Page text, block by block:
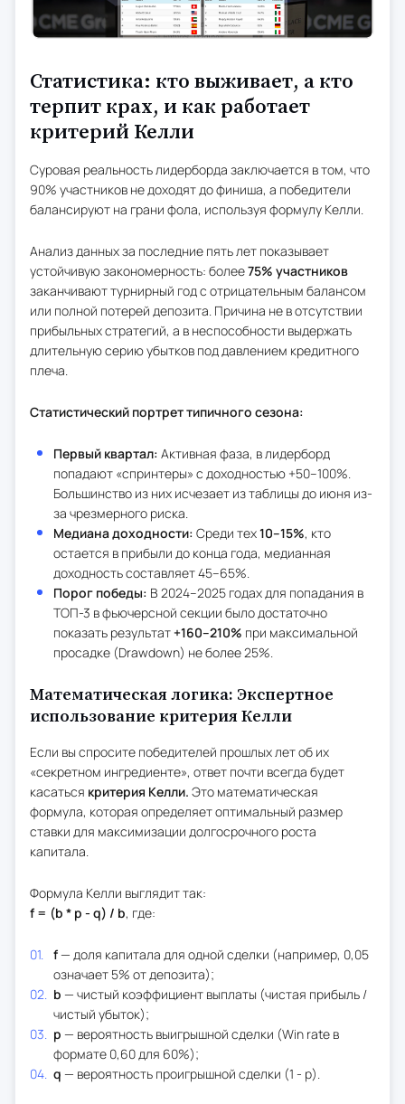
Статистика: кто выживает, а кто
терпит крах, и как работает
критерий Келли
Суровая реальность лидерборда заключается в том, что
90% участников не доходят до финиша, а победители
балансируют на грани фола, используя формулу Келли.
Анализ данных за последние пять лет показывает
устойчивую закономерность: более75% участников
заканчивают турнирный год с отрицательным балансом
или полной потерей депозита. Причина не в отсутствии
прибыльных стратегий, а в неспособности выдержать
длительную серию убытков под давлением кредитного
плеча.
Статистический портрет типичного сезона:
Первый квартал: Активная фаза, в лидерборд
попадают «спринтеры» с доходностью +50–100%.
Большинство из них исчезает из таблицы до июня из-
за чрезмерного риска.
Медиана доходности: Среди тех10–15%, кто
остается в прибыли до конца года, медианная
доходность составляет 45–65%.
Порог победы: В 2024–2025 годах для попадания в
ТОП-3 в фьючерсной секции было достаточно
показать результат +160–210% при максимальной
просадке (Drawdown) не более 25%.
Математическая логика: Экспертное
использование критерия Келли
Если вы спросите победителей прошлых лет об их
«секретном ингредиенте», ответ почти всегда будет
касаться критерия Келли. Это математическая
формула, которая определяет оптимальный размер
ставки для максимизации долгосрочного роста
капитала.
Формула Келли выглядит так:
f = (b * p - q) / b, где:
f— доля капитала для одной сделки (например, 0,05
означает 5% от депозита);
b — чистый коэффициент выплаты (чистая прибыль /
чистый убыток);
p — вероятность выигрышной сделки (Win rate в
формате 0,60 для 60%);
q — вероятность проигрышной сделки (1 - p).